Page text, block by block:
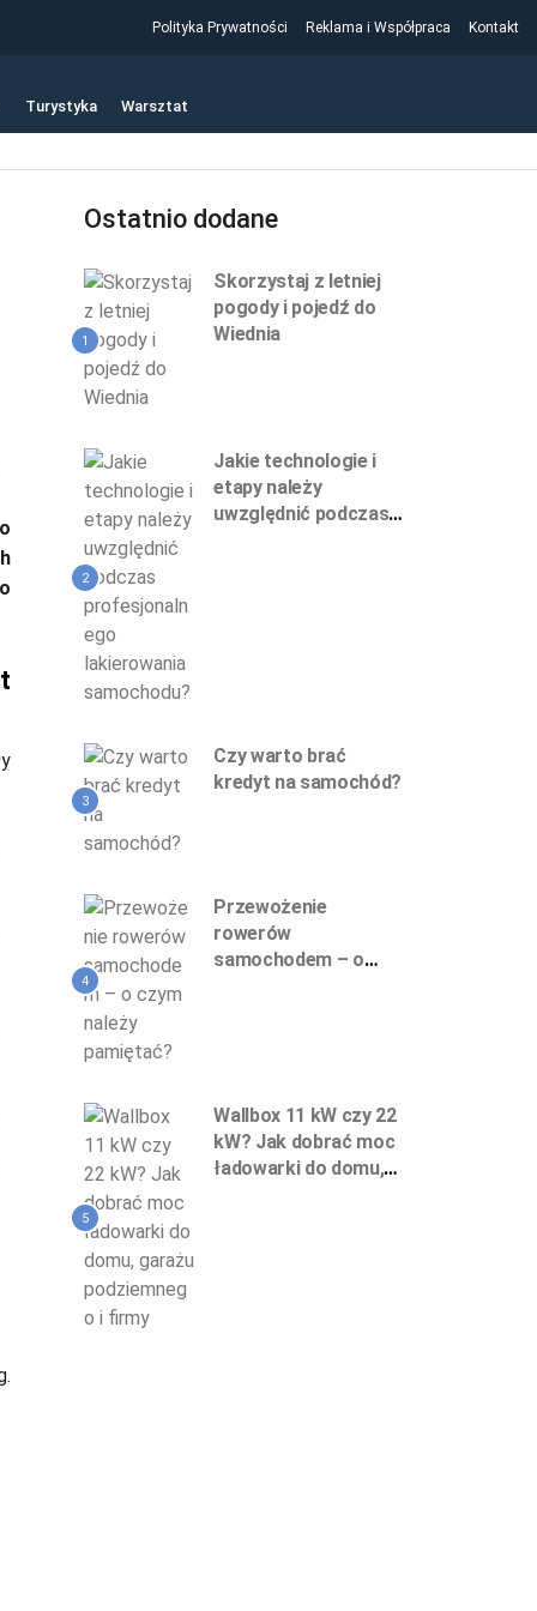
Polityka Prywatności Reklama i Współpraca Kontakt
Turystyka Warsztat
Ostatnio dodane
1
Skorzystaj z letniej
pogody i pojedź do
Wiednia
2
Jakie technologie i
etapy należy
uwzględnić podczas
3
Czy warto brać
kredyt na samochód?
4
Przewożenie
rowerów
samochodem – o
5
Wallbox 11 kW czy 22
kW? Jak dobrać moc
ładowarki do domu,